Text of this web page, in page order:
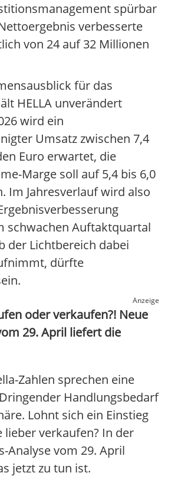
spürbar
verbesserte
von 24 auf 32 Millionen
für das
HELLA unverändert
wird ein
Umsatz zwischen 7,4
Euro erwartet, die
Marge soll auf 5,4 bis 6,0
Im Jahresverlauf wird also
schwachen Auftaktquartal
der Lichtbereich dabei
dürfte
Anzeige
oder verkaufen?! Neue
29. April liefert die
Zahlen sprechen eine
Handlungsbedarf
Lohnt sich ein Einstieg
lieber verkaufen? In der
Analyse vom 29. April
jetzt zu tun ist.